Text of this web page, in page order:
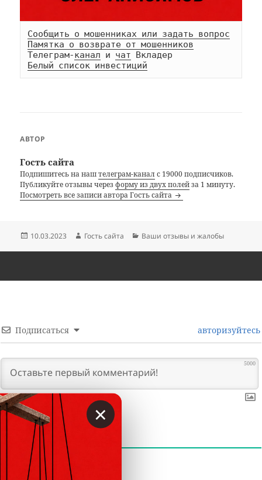
Сообщить о мошенниках или задать вопрос
Памятка о возврате от мошенников
Телеграм-канал и чат
Белый список инвестиций
АВТОР
Гость сайта
Подпишитесь на наштелеграм-каналс 19000 подписчиков.
Публикуйте отзывы черезформу из двух полейза 1 минуту.
Посмотреть все записи автора Гость сайта
Опубликовано
10.03.2023 Автор
Гость сайта Рубрики
Ваши отзывы и жалобы
Подписаться авторизуйтесь
5000
КОММЕНТАРИИ
×